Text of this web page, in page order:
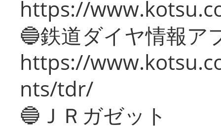
https://
🔵鉄道ダイヤ情報ア
https://
nts/tdr/
🔵ＪＲガゼット